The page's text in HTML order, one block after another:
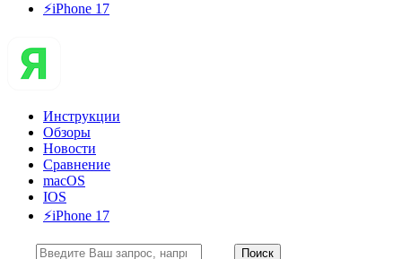
⚡️iPhone 17
Инструкции
Обзоры
Новости
Сравнение
macOS
IOS
⚡️iPhone 17